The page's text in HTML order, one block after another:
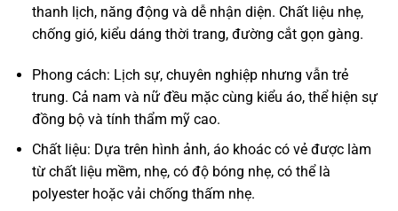
thanh lịch, năng động và dễ nhận diện. Chất liệu nhẹ,
chống gió, kiểu dáng thời trang, đường cắt gọn gàng.
Phong cách: Lịch sự, chuyên nghiệp nhưng vẫn trẻ
trung. Cả nam và nữ đều mặc cùng kiểu áo, thể hiện sự
đồng bộ và tính thẩm mỹ cao.
Chất liệu: Dựa trên hình ảnh, áo khoác có vẻ được làm
từ chất liệu mềm, nhẹ, có độ bóng nhẹ, có thể là
polyester hoặc vải chống thấm nhẹ.